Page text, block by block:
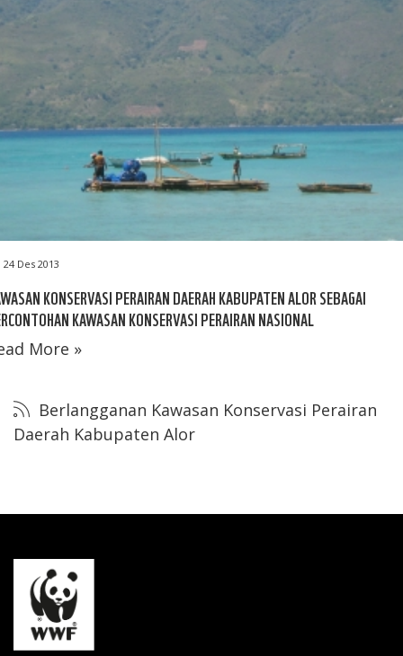
24 Des 2013
KONSERVASI PERAIRAN DAERAH KABUPATEN ALOR SEBAGAI
KAWASAN KONSERVASI PERAIRAN NASIONAL
More »
Berlangganan Kawasan Konservasi Perairan
Daerah Kabupaten Alor